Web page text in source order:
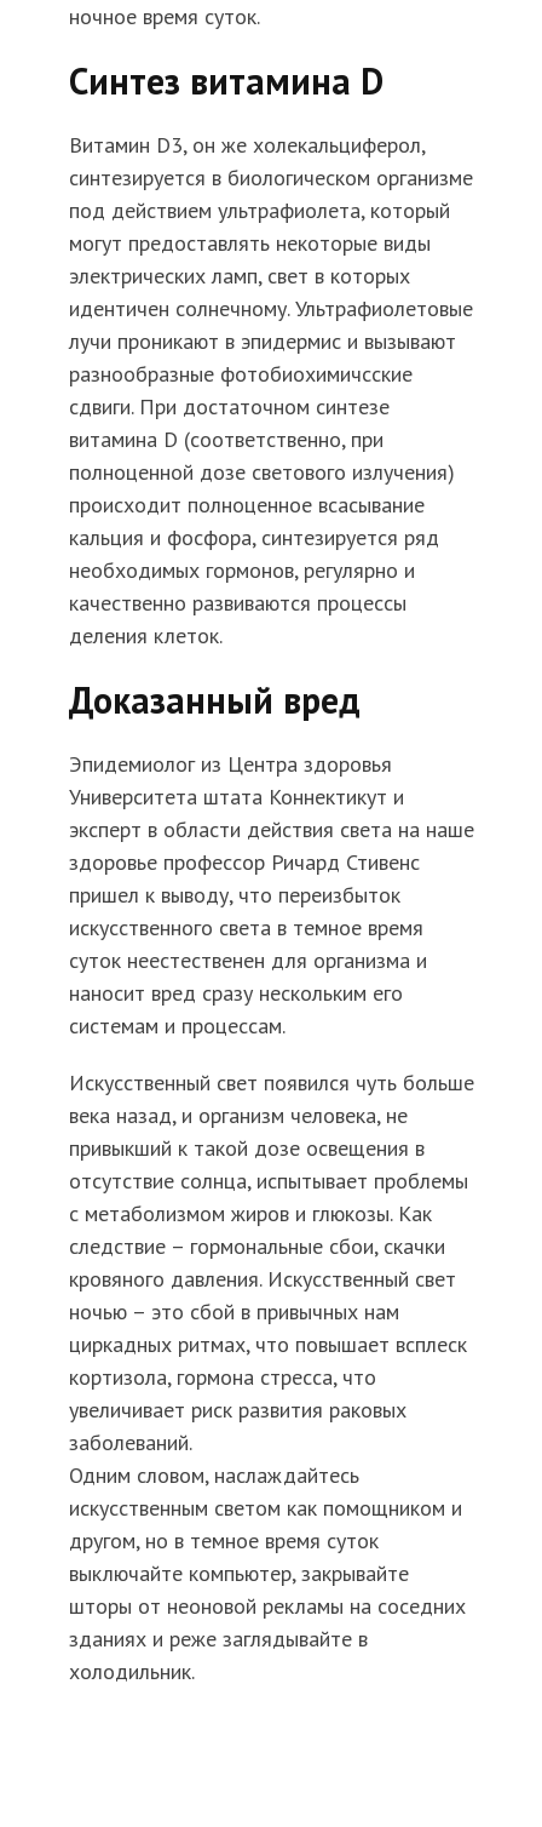
ночное время суток.
Синтез витамина D
Витамин D3, он же холекальциферол,
синтезируется в биологическом организме
под действием ультрафиолета, который
могут предоставлять некоторые виды
электрических ламп, свет в которых
идентичен солнечному. Ультрафиолетовые
лучи проникают в эпидермис и вызывают
разнообразные фотобиохимичсские
сдвиги. При достаточном синтезе
витамина D (соответственно, при
полноценной дозе светового излучения)
происходит полноценное всасывание
кальция и фосфора, синтезируется ряд
необходимых гормонов, регулярно и
качественно развиваются процессы
деления клеток.
Доказанный вред
Эпидемиолог из Центра здоровья
Университета штата Коннектикут и
эксперт в области действия света на наше
здоровье профессор Ричард Стивенс
пришел к выводу, что переизбыток
искусственного света в темное время
суток неестественен для организма и
наносит вред сразу нескольким его
системам и процессам.
Искусственный свет появился чуть больше
века назад, и организм человека, не
привыкший к такой дозе освещения в
отсутствие солнца, испытывает проблемы
с метаболизмом жиров и глюкозы. Как
следствие – гормональные сбои, скачки
кровяного давления. Искусственный свет
ночью – это сбой в привычных нам
циркадных ритмах, что повышает всплеск
кортизола, гормона стресса, что
увеличивает риск развития раковых
заболеваний.
Одним словом, наслаждайтесь
искусственным светом как помощником и
другом, но в темное время суток
выключайте компьютер, закрывайте
шторы от неоновой рекламы на соседних
зданиях и реже заглядывайте в
холодильник.